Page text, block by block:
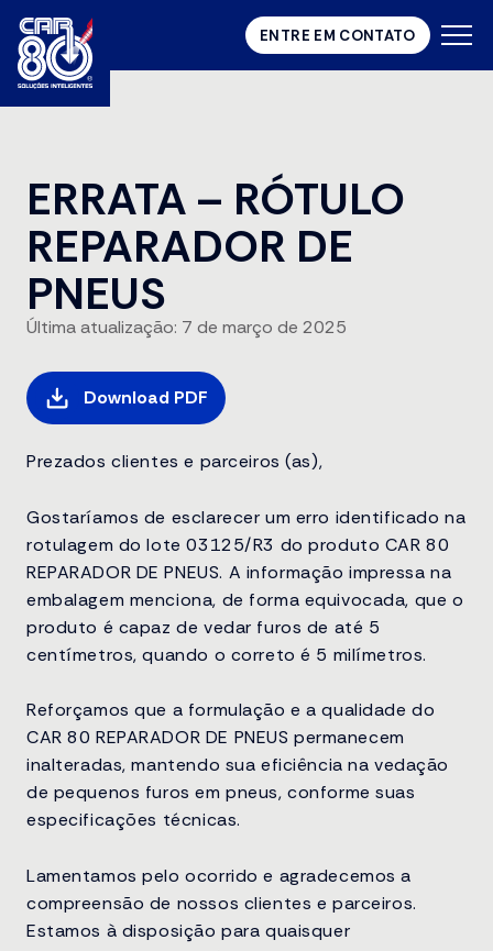
ENTRE EM CONTATO
ERRATA – RÓTULO
REPARADOR DE
PNEUS
Última atualização: 7 de março de 2025
Download PDF
Prezados clientes e parceiros (as),
Gostaríamos de esclarecer um erro identificado na
rotulagem do lote 03125/R3 do produto CAR 80
REPARADOR DE PNEUS. A informação impressa na
embalagem menciona, de forma equivocada, que o
produto é capaz de vedar furos de até 5
centímetros, quando o correto é 5 milímetros.
Reforçamos que a formulação e a qualidade do
CAR 80 REPARADOR DE PNEUS permanecem
inalteradas, mantendo sua eficiência na vedação
de pequenos furos em pneus, conforme suas
especificações técnicas.
Lamentamos pelo ocorrido e agradecemos a
compreensão de nossos clientes e parceiros.
Estamos à disposição para quaisquer